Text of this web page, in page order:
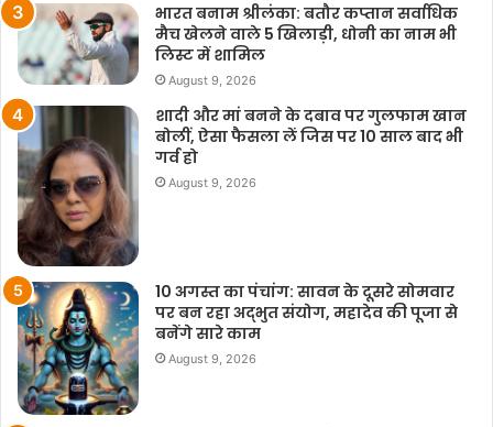
भारत बनाम श्रीलंका: बतौर कप्तान सर्वाधिक
मैच खेलने वाले 5 खिलाड़ी, धोनी का नाम भी
लिस्ट में शामिल
August 9, 2026
शादी और मां बनने के दबाव पर गुलफाम खान
बोलीं, ऐसा फैसला लें जिस पर 10 साल बाद भी
गर्व हो
August 9, 2026
10 अगस्त का पंचांग: सावन के दूसरे सोमवार
पर बन रहा अद्‌भुत संयोग, महादेव की पूजा से
बनेंगे सारे काम
August 9, 2026